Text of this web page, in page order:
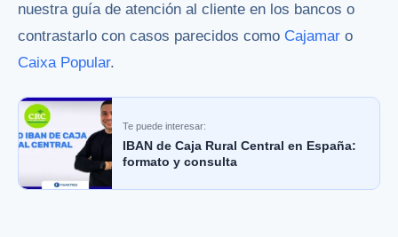
nuestra guía de atención al cliente en los bancos o
contrastarlo con casos parecidos como Cajamar o
Caixa Popular.
Te puede interesar:
IBAN de Caja Rural Central en España:
formato y consulta